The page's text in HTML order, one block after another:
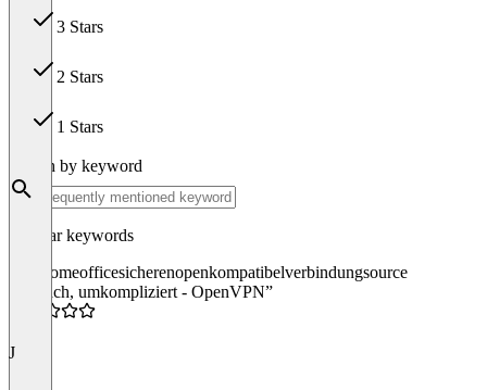
3 Stars
2 Stars
1 Stars
Search by keyword
Popular keywords
homeofficesicherenopenkompatibelverbindungsource
“Einfach, umkompliziert - OpenVPN”
J